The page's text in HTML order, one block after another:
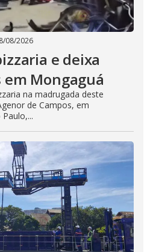
08/2026
e deixa
Mongaguá
na madrugada deste
de Campos, em